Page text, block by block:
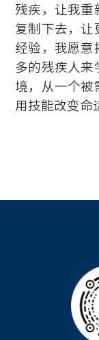
残疾，让我重
复制下去，让
经验，我愿意
多的残疾人来
境，从一个被
用技能改变命